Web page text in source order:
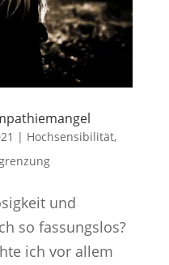
| Hochsensibilität,
und
so fassungslos?
ich vor allem